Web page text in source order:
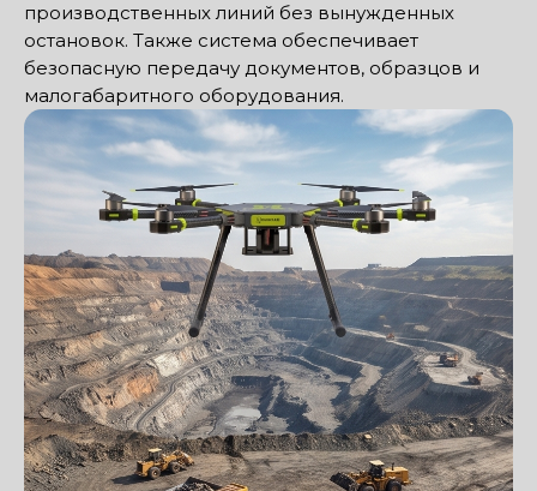
производственных линий без вынужденных
остановок. Также система обеспечивает
безопасную передачу документов, образцов и
малогабаритного оборудования.